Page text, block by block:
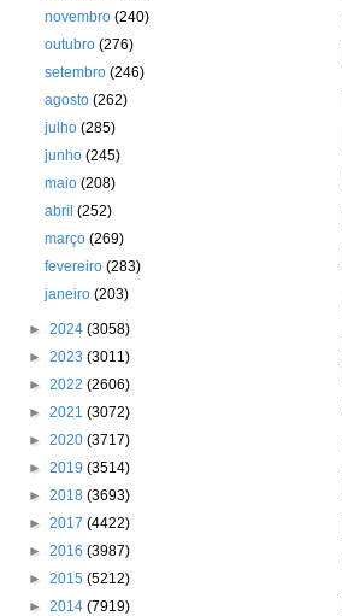
novembro(240)
outubro(276)
setembro(246)
agosto(262)
julho(285)
junho(245)
maio(208)
abril(252)
março(269)
fevereiro(283)
janeiro(203)
► 2024 (3058)
► 2023 (3011)
► 2022 (2606)
► 2021 (3072)
► 2020 (3717)
► 2019 (3514)
► 2018 (3693)
► 2017 (4422)
► 2016 (3987)
► 2015 (5212)
► 2014 (7919)